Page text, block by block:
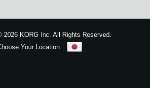
2026 KORG Inc. All Rights Reserved.
Your Location